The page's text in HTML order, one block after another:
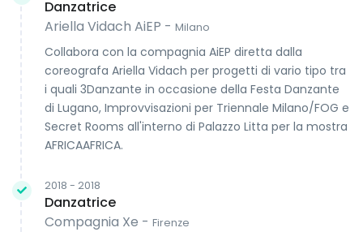
Danzatrice
Ariella Vidach AiEP - Milano
Collabora con la compagnia AiEP diretta dalla
coreografa Ariella Vidach per progetti di vario tipo tra
i quali 3Danzante in occasione della Festa Danzante
di Lugano, Improvvisazioni per Triennale Milano/FOG e
Secret Rooms all'interno di Palazzo Litta per la mostra
AFRICAAFRICA.
2018 - 2018
Danzatrice
Compagnia Xe - Firenze